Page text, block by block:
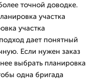
точной доводке.
участка
участка
дает понятный
Если нужен заказ
выбрать планировка
одна бригада